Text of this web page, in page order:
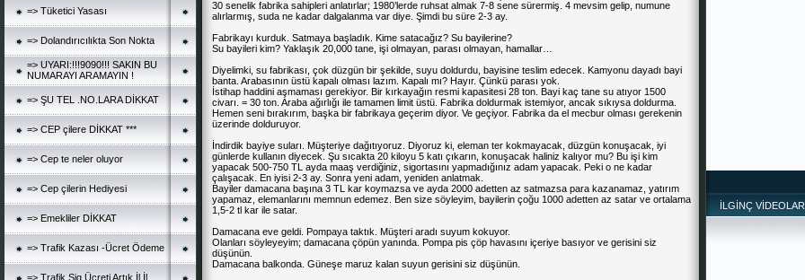
=> Tüketici Yasası
=> Dolandırıcılıkta Son Nokta
=> UYARI:!!!9090!!! SAKIN BU
NUMARAYI ARAMAYIN !
=> ŞU TEL .NO.LARA DİKKAT
=> CEP çilere DİKKAT ***
=> Cep te neler oluyor
=> Cep çilerin Hediyesi
=> Emekliler DİKKAT
=> Trafik Kazası -Ücret Ödeme
=> Trafik Sig.Ücreti Artık İl İl
30 senelik fabrika sahipleri anlatırlar; 1980’lerde ruhsat almak 7-8 sene sürermiş. 4 mevsim gelip, numune
alırlarmış, suda ne kadar dalgalanma var diye. Şimdi bu süre 2-3 ay.
Fabrikayı kurduk. Satmaya başladık. Kime satacağız? Su bayilerine?
Su bayileri kim? Yaklaşık 20,000 tane, işi olmayan, parası olmayan, hamallar…
Diyelimki, su fabrikası, çok düzgün bir şekilde, suyu doldurdu, bayisine teslim edecek. Kamyonu dayadı bayi
banta. Arabasının üstü kapalı olması lazım. Kapalı mı? Hayır. Çünkü parası yok.
İstihap haddini aşmaması gerekiyor. Bir kırkayağın resmi kapasitesi 28 ton. Bayi kaç tane su atıyor 1500
civarı. = 30 ton. Araba ağırlığı ile tamamen limit üstü. Fabrika doldurmak istemiyor, ancak sıkıysa doldurma.
Hemen seni bırakırım, başka bir fabrikaya geçerim diyor. Ve geçiyor. Fabrika da el mecbur olması gerekenin
üzerinde dolduruyor.
İndirdik bayiye suları. Müşteriye dağıtıyoruz. Diyoruz ki, eleman ter kokmayacak, düzgün konuşacak, iyi
günlerde kullanın diyecek. Şu sıcakta 20 kiloyu 5 katı çıkarın, konuşacak haliniz kalıyor mu? Bu işi kim
yapacak 500-750 TL ayda maaş verdiğiniz, sigortasını yapmadığınız adam yapacak. Peki o ne kadar
çalışacak. En iyisi 2-3 ay. Sonra yeni adam, yeniden anlatmak.
Bayiler damacana başına 3 TL kar koymazsa ve ayda 2000 adetten az satmazsa para kazanamaz, yatırım
yapamaz, elemanlarını memnun edemez. Ben size söyleyim, bayilerin çoğu 1000 adetten az satar ve ortalama
1,5-2 tl kar ile satar.
Damacana eve geldi. Pompaya taktık. Müşteri aradı suyum kokuyor.
Olanları söyleyeyim; damacana çöpün yanında. Pompa pis çöp havasını içeriye basıyor ve gerisini siz
düşünün.
Damacana balkonda. Güneşe maruz kalan suyun gerisini siz düşünün.
İLGİNÇ VİDEOLAR